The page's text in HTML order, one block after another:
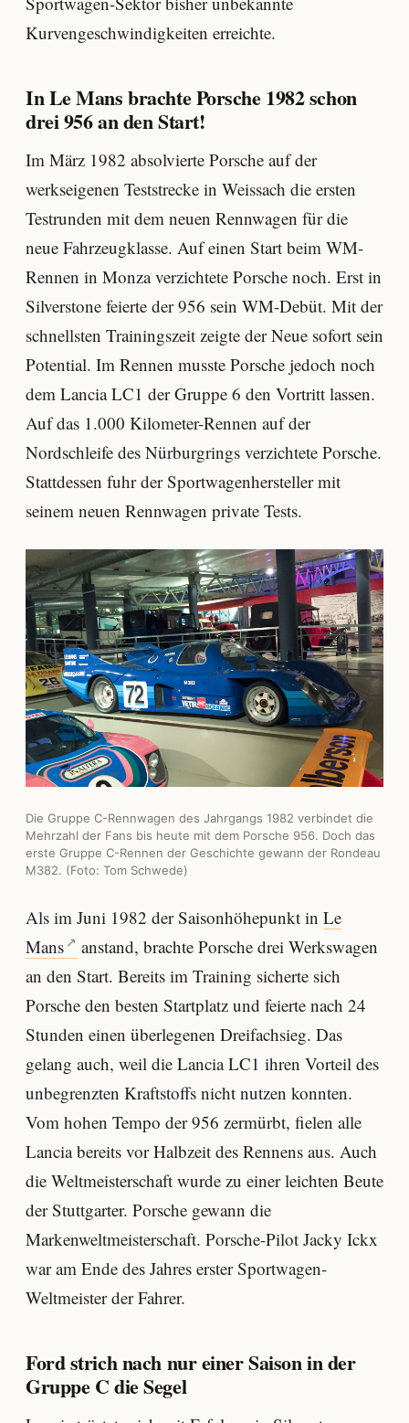
Kurvengeschwindigkeiten erreichte.
In Le Mans brachte Porsche 1982 schon
drei 956 an den Start!
Im März 1982 absolvierte Porsche auf der
werkseigenen Teststrecke in Weissach die ersten
Testrunden mit dem neuen Rennwagen für die
neue Fahrzeugklasse. Auf einen Start beim WM-
Rennen in Monza verzichtete Porsche noch. Erst in
Silverstone feierte der 956 sein WM-Debüt. Mit der
schnellsten Trainingszeit zeigte der Neue sofort sein
Potential. Im Rennen musste Porsche jedoch noch
dem Lancia LC1 der Gruppe 6 den Vortritt lassen.
Auf das 1.000 Kilometer-Rennen auf der
Nordschleife des Nürburgrings verzichtete Porsche.
Stattdessen fuhr der Sportwagenhersteller mit
seinem neuen Rennwagen private Tests.
Die Gruppe C-Rennwagen des Jahrgangs 1982 verbindet die
Mehrzahl der Fans bis heute mit dem Porsche 956. Doch das
erste Gruppe C-Rennen der Geschichte gewann der Rondeau
M382. (Foto: Tom Schwede)
Als im Juni 1982 der Saisonhöhepunkt in Le
Mans
anstand, brachte Porsche drei Werkswagen
an den Start. Bereits im Training sicherte sich
Porsche den besten Startplatz und feierte nach 24
Stunden einen überlegenen Dreifachsieg. Das
gelang auch, weil die Lancia LC1 ihren Vorteil des
unbegrenzten Kraftstoffs nicht nutzen konnten.
Vom hohen Tempo der 956 zermürbt, fielen alle
Lancia bereits vor Halbzeit des Rennens aus. Auch
die Weltmeisterschaft wurde zu einer leichten Beute
der Stuttgarter. Porsche gewann die
Markenweltmeisterschaft. Porsche-Pilot Jacky Ickx
war am Ende des Jahres erster Sportwagen-
Weltmeister der Fahrer.
Ford strich nach nur einer Saison in der
Gruppe C die Segel